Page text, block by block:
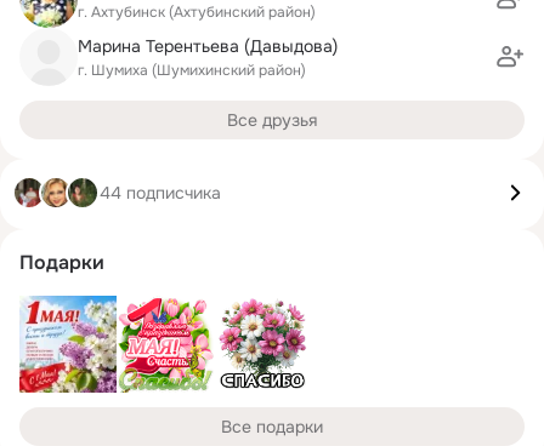
г. Ахтубинск (Ахтубинский район)
Марина Терентьева (Давыдова)
г. Шумиха (Шумихинский район)
Все друзья
44 подписчика
Подарки
Все подарки